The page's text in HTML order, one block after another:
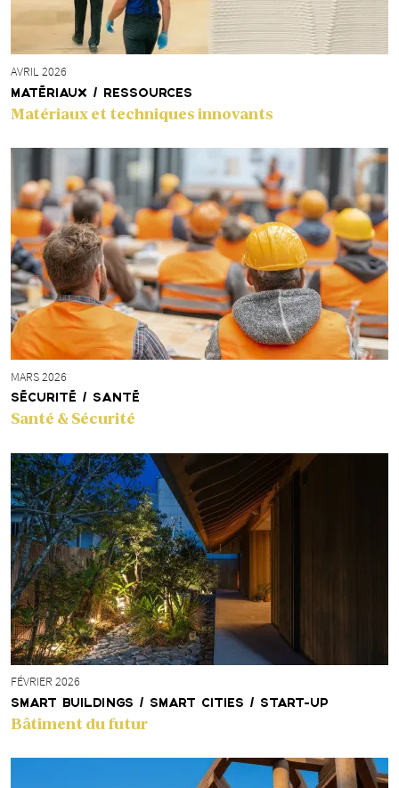
AVRIL 2026
MATÉRIAUX / RESSOURCES
Matériaux et techniques innovants
MARS 2026
SÉCURITÉ / SANTÉ
Santé & Sécurité
FÉVRIER 2026
SMART BUILDINGS / SMART CITIES / START-UP
Bâtiment du futur